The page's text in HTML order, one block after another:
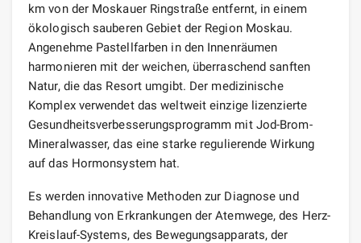
km von der Moskauer Ringstraße entfernt, in einem
ökologisch sauberen Gebiet der Region Moskau.
Angenehme Pastellfarben in den Innenräumen
harmonieren mit der weichen, überraschend sanften
Natur, die das Resort umgibt. Der medizinische
Komplex verwendet das weltweit einzige lizenzierte
Gesundheitsverbesserungsprogramm mit Jod-Brom-
Mineralwasser, das eine starke regulierende Wirkung
auf das Hormonsystem hat.
Es werden innovative Methoden zur Diagnose und
Behandlung von Erkrankungen der Atemwege, des Herz-
Kreislauf-Systems, des Bewegungsapparats, der